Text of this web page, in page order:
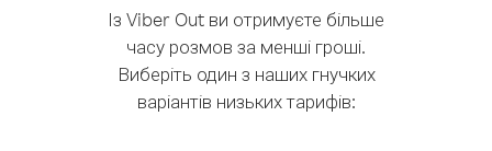
Із Viber Out ви отримуєте більше
часу розмов за менші гроші.
Виберіть один з наших гнучких
варіантів низьких тарифів: